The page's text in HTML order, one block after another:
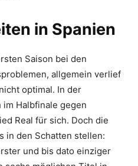
in Spanien
Saison bei den
allgemein verlief
optimal. In der
im Halbfinale gegen
Real für sich. Doch die
in den Schatten stellen:
und bis dato einziger